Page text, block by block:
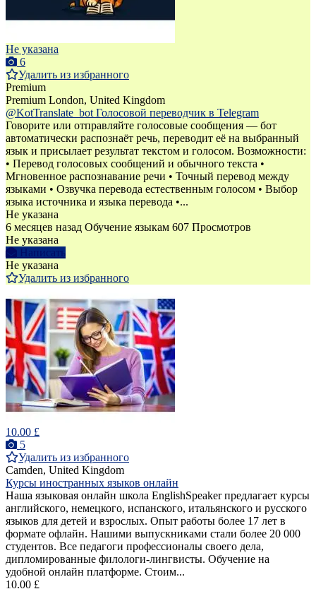
Не указана
6
Удалить из избранного
Premium
Premium London, United Kingdom
@KotTranslate_bot Голосовой переводчик в Telegram
Говорите или отправляйте голосовые сообщения — бот
автоматически распознаёт речь, переводит её на выбранный
язык и присылает результат текстом и голосом. Возможности:
• Перевод голосовых сообщений и обычного текста •
Мгновенное распознавание речи • Точный перевод между
языками • Озвучка перевода естественным голосом • Выбор
языка источника и языка перевода •...
Не указана
6 месяцев назад Обучение языкам 607 Просмотров
Не указана
Написать
Не указана
Удалить из избранного
10.00 £
5
Удалить из избранного
Camden, United Kingdom
Курсы иностранных языков онлайн
Наша языковая онлайн школа EnglishSpeaker предлагает курсы
английского, немецкого, испанского, итальянского и русского
языков для детей и взрослых. Опыт работы более 17 лет в
формате офлайн. Нашими выпускниками стали более 20 000
студентов. Все педагоги профессионалы своего дела,
дипломированные филологи-лингвисты. Обучение на
удобной онлайн платформе. Стоим...
10.00 £